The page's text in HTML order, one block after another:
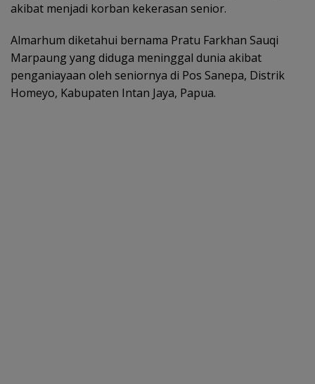
akibat menjadi korban kekerasan senior.
Almarhum diketahui bernama Pratu Farkhan Sauqi
Marpaung yang diduga meninggal dunia akibat
penganiayaan oleh seniornya di Pos Sanepa, Distrik
Homeyo, Kabupaten Intan Jaya, Papua.